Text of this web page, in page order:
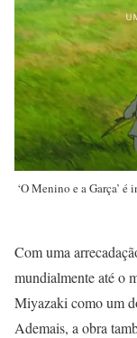
‘O Menino e a Garça’
Com uma
mundialmente até o
Miyazaki como um
Ademais, a obra